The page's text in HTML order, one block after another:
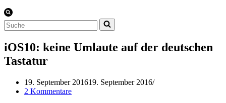
Suchen
nach …
iOS10: keine Umlaute auf der deutschen
Tastatur
19. September 201619. September 2016
2 Kommentare